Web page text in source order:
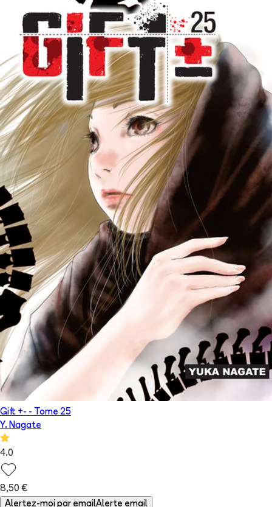
Gift +- - Tome 25
Y. Nagate
4.0
8,50 €
Alertez-moi par emailAlerte email